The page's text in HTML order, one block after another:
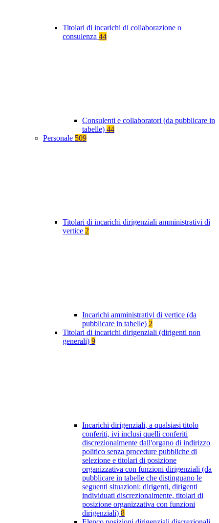
Titolari di incarichi di collaborazione o
consulenza 44
Consulenti e collaboratori (da pubblicare in
tabelle) 44
Personale 509
Titolari di incarichi dirigenziali amministrativi di
vertice 2
Incarichi amministrativi di vertice (da
pubblicare in tabelle) 2
Titolari di incarichi dirigenziali (dirigenti non
generali) 9
Incarichi dirigenziali, a qualsiasi titolo
conferiti, ivi inclusi quelli conferiti
discrezionalmente dall'organo di indirizzo
politico senza procedure pubbliche di
selezione e titolari di posizione
organizzativa con funzioni dirigenziali (da
pubblicare in tabelle che distinguano le
seguenti situazioni: dirigenti, dirigenti
individuati discrezionalmente, titolari di
posizione organizzativa con funzioni
dirigenziali) 8